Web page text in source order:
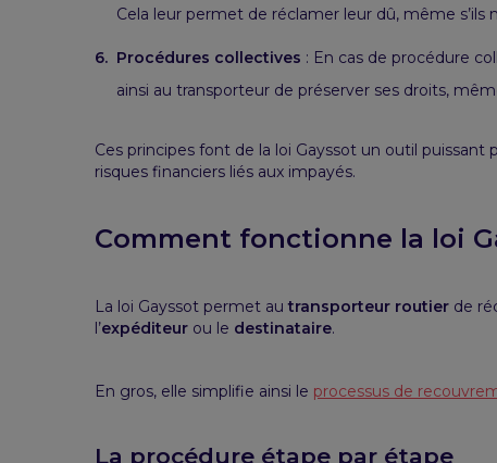
Cela leur permet de réclamer leur dû, même s’ils
Procédures collectives : En cas de procédure
ainsi au transporteur de préserver ses droits,
Ces principes font de la loi Gayssot un outil puissant
risques financiers liés aux impayés.
Comment fonctionne la loi
La loi Gayssot permet autransporteur routier de
l’expéditeur ou le destinataire.
En gros, elle simplifie ainsi le processus de
La procédure étape par étape